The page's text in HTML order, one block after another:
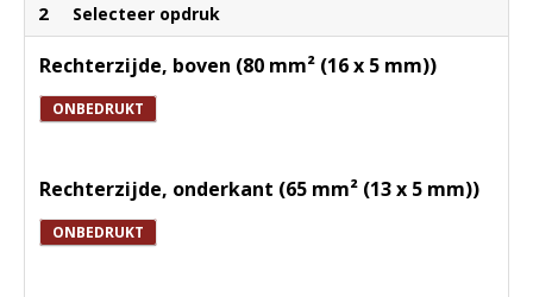
2 Selecteer opdruk
Rechterzijde, boven (80 mm² (16 x 5 mm))
ONBEDRUKT
Rechterzijde, onderkant (65 mm² (13 x 5 mm))
ONBEDRUKT